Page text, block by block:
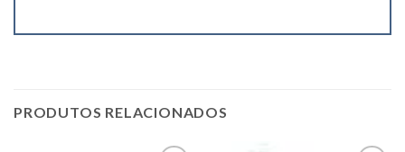
PRODUTOS RELACIONADOS